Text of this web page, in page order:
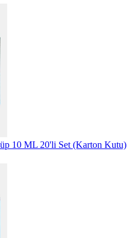
10 ML 20'li Set (Karton Kutu)